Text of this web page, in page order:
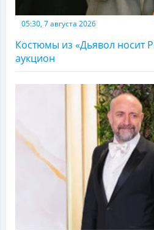
05:30, 7 августа 2026
Костюмы из «Дьявол носит
аукцион